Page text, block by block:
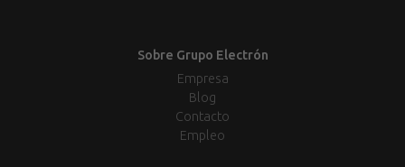
Sobre Grupo Electrón
Empresa
Blog
Contacto
Empleo